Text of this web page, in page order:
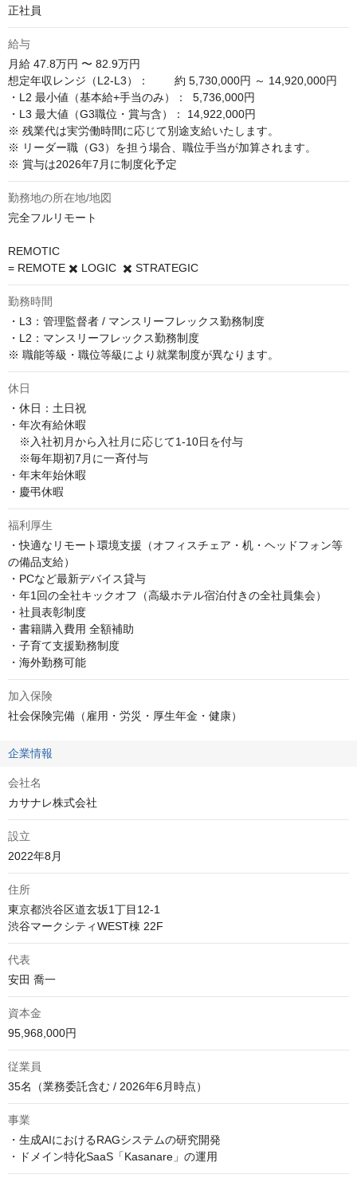
正社員
給与
月給 47.8万円 〜 82.9万円
想定年収レンジ（L2-L3）：        約 5,730,000円 ～ 14,920,000円
・L2 最小値（基本給+手当のみ）：  5,736,000円
・L3 最大値（G3職位・賞与含）： 14,922,000円
※ 残業代は実労働時間に応じて別途支給いたします。
※ リーダー職（G3）を担う場合、職位手当が加算されます。
※ 賞与は2026年7月に制度化予定
勤務地の所在地/地図
完全フルリモート
REMOTIC
= REMOTE ✖️ LOGIC  ✖️ STRATEGIC
勤務時間
・L3：管理監督者 / マンスリーフレックス勤務制度
・L2：マンスリーフレックス勤務制度
※ 職能等級・職位等級により就業制度が異なります。
休日
・休日：土日祝
・年次有給休暇
※入社初月から入社月に応じて1-10日を付与
※毎年期初7月に一斉付与
・年末年始休暇
・慶弔休暇
福利厚生
・快適なリモート環境支援（オフィスチェア・机・ヘッドフォン等
の備品支給）
・PCなど最新デバイス貸与
・年1回の全社キックオフ（高級ホテル宿泊付きの全社員集会）
・社員表彰制度
・書籍購入費用 全額補助
・子育て支援勤務制度
・海外勤務可能
加入保険
社会保険完備（雇用・労災・厚生年金・健康）
企業情報
会社名
カサナレ株式会社
設立
2022年8月
住所
東京都渋谷区道玄坂1丁目12-1
渋谷マークシティWEST棟 22F
代表
安田 喬一
資本金
95,968,000円
従業員
35名（業務委託含む / 2026年6月時点）
事業
・生成AIにおけるRAGシステムの研究開発
・ドメイン特化SaaS「Kasanare」の運用